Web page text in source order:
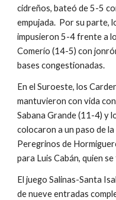
cidreños, bateó de 5-5
empujada.  Por su parte,
impusieron 5-4 frente a
Comerío (14-5) con
bases congestionadas.
En el Suroeste, los
mantuvieron con vida
Sabana Grande (11-4) y
colocaron a un paso de
Peregrinos de
para Luis Cabán, quien
El juego Salinas-Santa
de nueve entradas